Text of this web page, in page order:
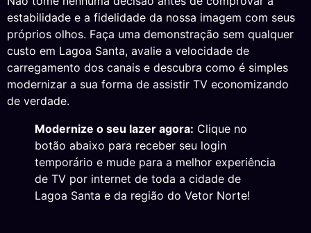
estabilidade e a fidelidade da nossa imagem com seus
próprios olhos. Faça uma demonstração sem qualquer
custo em Lagoa Santa, avalie a velocidade de
carregamento dos canais e descubra como é simples
modernizar a sua forma de assistir TV economizando
de verdade.
Modernize o seu lazer agora: Clique no
botão abaixo para receber seu login
temporário e mude para a melhor experiência
de TV por internet de toda a cidade de
Lagoa Santa e da região do Vetor Norte!